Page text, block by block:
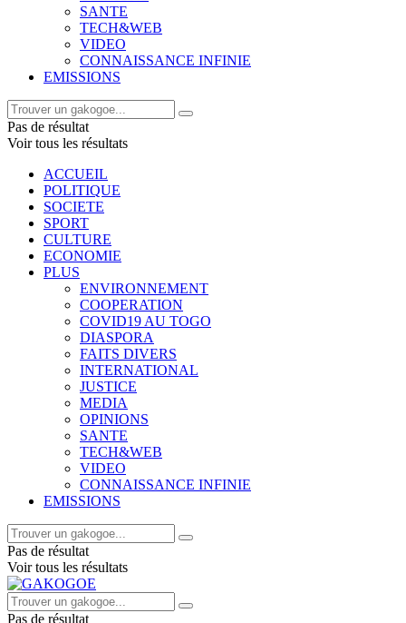
SANTE
TECH&WEB
VIDEO
CONNAISSANCE INFINIE
EMISSIONS
Pas de résultat
Voir tous les résultats
ACCUEIL
POLITIQUE
SOCIETE
SPORT
CULTURE
ECONOMIE
PLUS
ENVIRONNEMENT
COOPERATION
COVID19 AU TOGO
DIASPORA
FAITS DIVERS
INTERNATIONAL
JUSTICE
MEDIA
OPINIONS
SANTE
TECH&WEB
VIDEO
CONNAISSANCE INFINIE
EMISSIONS
Pas de résultat
Voir tous les résultats
Pas de résultat